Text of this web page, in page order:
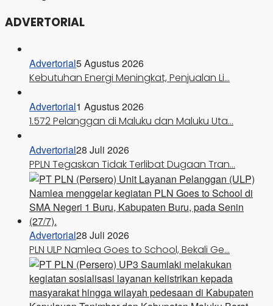
ADVERTORIAL
Advertorial5 Agustus 2026
Kebutuhan Energi Meningkat, Penjualan Li…
Advertorial1 Agustus 2026
1.572 Pelanggan di Maluku dan Maluku Uta…
Advertorial28 Juli 2026
PPLN Tegaskan Tidak Terlibat Dugaan Tran…
Advertorial28 Juli 2026
PLN ULP Namlea Goes to School, Bekali Ge…